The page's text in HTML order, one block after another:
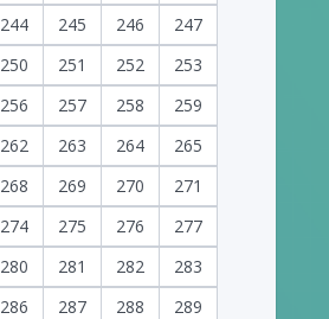
244 245 246
247
250 251 252
253
256 257 258
259
262 263 264
265
268 269 270
271
274 275 276
277
280 281 282
283
286 287 288
289